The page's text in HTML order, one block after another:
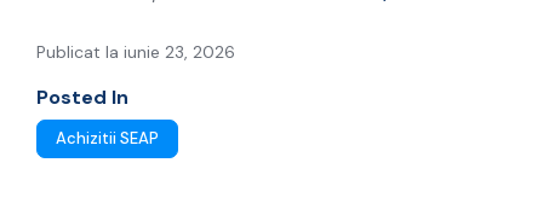
Publicat la iunie 23, 2026
Posted In
Achizitii SEAP